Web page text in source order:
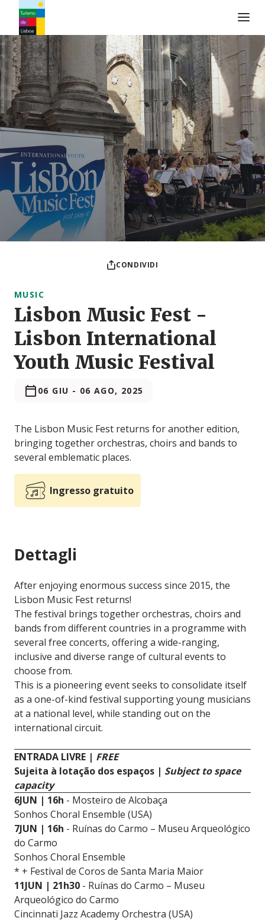
Logo di Turismo de Lisboa
CONDIVIDI
MUSIC
Lisbon Music Fest -
Lisbon International
Youth Music Festival
06 GIU - 06 AGO, 2025
The Lisbon Music Fest returns for another edition,
bringing together orchestras, choirs and bands to
several emblematic places.
Ingresso gratuito
Dettagli
After enjoying enormous success since 2015, the
Lisbon Music Fest returns!
The festival brings together orchestras, choirs and
bands from different countries in a programme with
several free concerts, offering a wide-ranging,
inclusive and diverse range of cultural events to
choose from.
This is a pioneering event seeks to consolidate itself
as a one-of-kind festival supporting young musicians
at a national level, while standing out on the
international circuit.
ENTRADA LIVRE | FREE
Sujeita à lotação dos espaços | Subject to space
capacity
6JUN | 16h - Mosteiro de Alcobaça
Sonhos Choral Ensemble (USA)
7JUN | 16h - Ruínas do Carmo – Museu Arqueológico
do Carmo
Sonhos Choral Ensemble
* + Festival de Coros de Santa Maria Maior
11JUN | 21h30 - Ruínas do Carmo – Museu
Arqueológico do Carmo
Cincinnati Jazz Academy Orchestra (USA)